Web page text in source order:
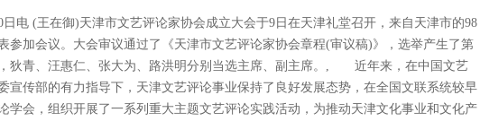
(王在御)天津市文艺评论家协会成立大会于9日在天津礼堂召开，来自天津市的98
参加会议。大会审议通过了《天津市文艺评论家协会章程(审议稿)》，选举产生了第
狄青、汪惠仁、张大为、路洪明分别当选主席、副主席。, 近年来，在中国文艺
宣传部的有力指导下，天津文艺评论事业保持了良好发展态势，在全国文联系统较早
学会，组织开展了一系列重大主题文艺评论实践活动，为推动天津文化事业和文化产